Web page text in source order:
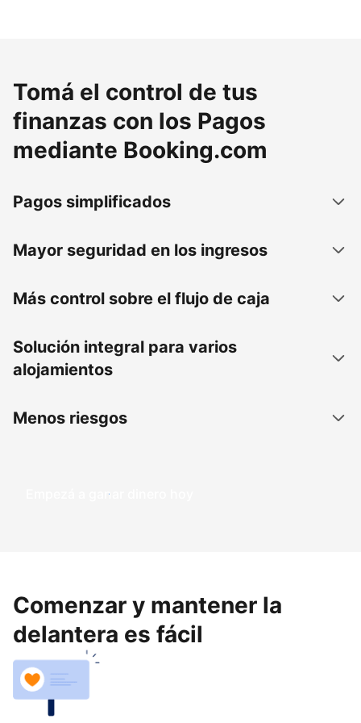
Tomá el control de tus
finanzas con los Pagos
mediante Booking.com
Pagos simplificados
Mayor seguridad en los ingresos
Más control sobre el flujo de caja
Solución integral para varios
alojamientos
Menos riesgos
Empezá a ganar dinero hoy
Comenzar y mantener la
delantera es fácil